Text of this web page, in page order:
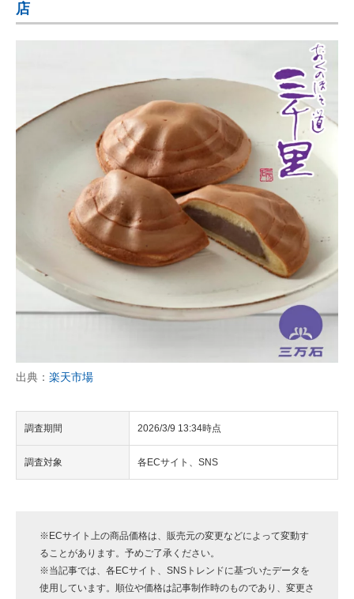
店
出典： 楽天市場
調査期間 2026/3/9 13:34時点
調査対象 各ECサイト、SNS
※ECサイト上の商品価格は、販売元の変更などによって変動す
ることがあります。予めご了承ください。
※当記事では、各ECサイト、SNSトレンドに基づいたデータを
使用しています。順位や価格は記事制作時のものであり、変更さ